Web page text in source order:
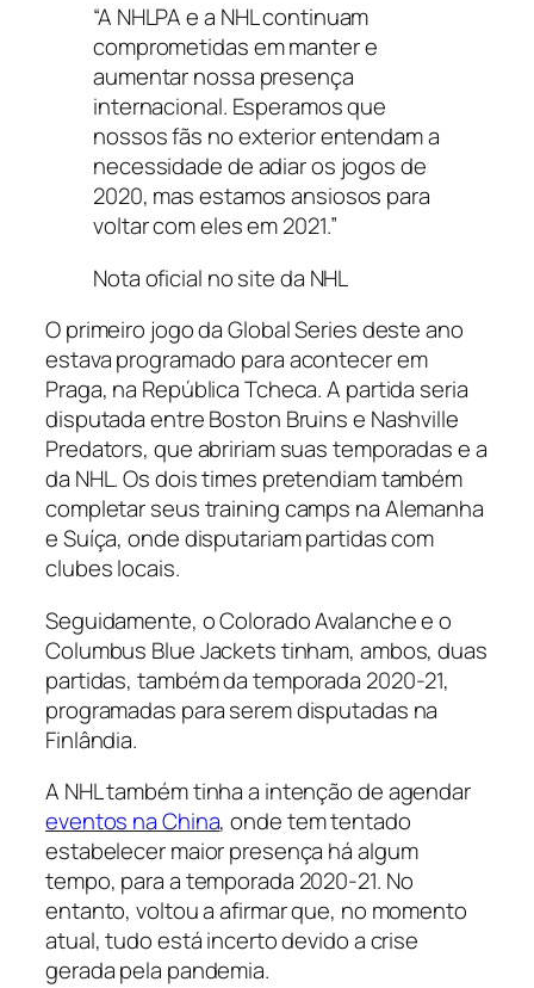
“A NHLPA e a NHL continuam
comprometidas em manter e
aumentar nossa presença
internacional. Esperamos que
nossos fãs no exterior entendam a
necessidade de adiar os jogos de
2020, mas estamos ansiosos para
voltar com eles em 2021.”
Nota oficial no site da NHL
O primeiro jogo da Global Series deste ano
estava programado para acontecer em
Praga, na República Tcheca. A partida seria
disputada entre Boston Bruins e Nashville
Predators, que abririam suas temporadas e a
da NHL. Os dois times pretendiam também
completar seustraining camps na Alemanha
e Suíça, onde disputariam partidas com
clubes locais.
Seguidamente, o Colorado Avalanche e o
Columbus Blue Jackets tinham, ambos, duas
partidas, também da temporada 2020-21,
programadas para serem disputadas na
Finlândia.
A NHL também tinha a intenção de agendar
eventos na China, onde tem tentado
estabelecer maior presença há algum
tempo, para a temporada 2020-21. No
entanto, voltou a afirmar que, no momento
atual, tudo está incerto devido a crise
gerada pela pandemia.